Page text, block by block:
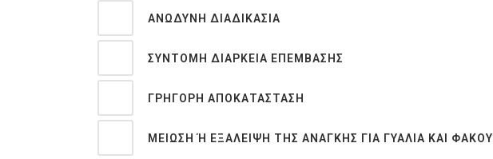
ΑΝΏΔΥΝΗ ΔΙΑΔΙΚΑΣΊΑ
ΣΎΝΤΟΜΗ ΔΙΆΡΚΕΙΑ ΕΠΈΜΒΑΣΗΣ
ΓΡΉΓΟΡΗ ΑΠΟΚΑΤΆΣΤΑΣΗ
ΜΕΊΩΣΗ Ή ΕΞΆΛΕΙΨΗ ΤΗΣ ΑΝΆΓΚΗΣ ΓΙΑ ΓΥΑΛΙΆ ΚΑΙ ΦΑΚΟΎΣ